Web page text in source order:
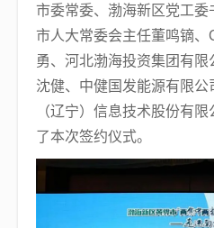
市委常委、渤海新区党工委
市人大常委会主任董鸣镝
勇、河北渤海投资集团有
沈健、中健国发能源有限
（辽宁）信息技术股份有
了本次签约仪式。